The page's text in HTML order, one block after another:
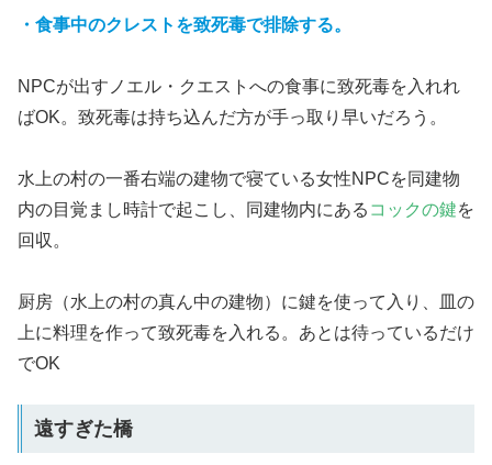
・食事中のクレストを致死毒で排除する。
NPCが出すノエル・クエストへの食事に致死毒を入れれ
ばOK。致死毒は持ち込んだ方が手っ取り早いだろう。
水上の村の一番右端の建物で寝ている女性NPCを同建物
内の目覚まし時計で起こし、同建物内にある コックの鍵を
回収。
厨房（水上の村の真ん中の建物）に鍵を使って入り、皿の
上に料理を作って致死毒を入れる。あとは待っているだけ
でOK
遠すぎた橋